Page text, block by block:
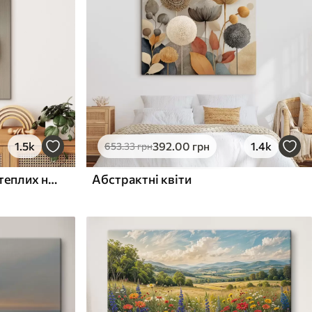
1.5k
Рельєфні кола та гілка в теплих нейтральних тонах
653.33грн392.00 грн 1.4k
Абстрактні квіти